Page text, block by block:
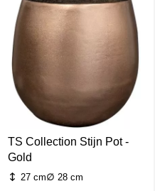
TS Collection Stijn Pot -
Gold
27 cm 28 cm